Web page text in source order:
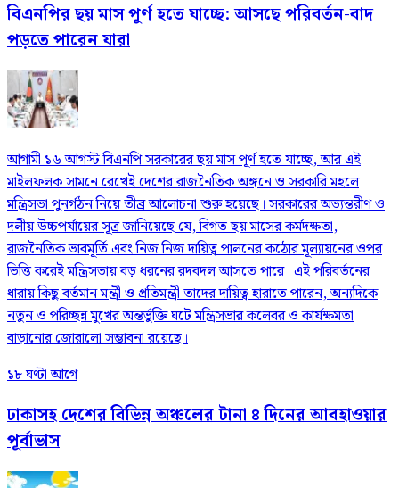
বিএনপির ছয় মাস পূর্ণ হতে যাচ্ছে: আসছে পরিবর্তন-বাদ
পড়তে পারেন যারা
আগামী ১৬ আগস্ট বিএনপি সরকারের ছয় মাস পূর্ণ হতে যাচ্ছে, আর এই
মাইলফলক সামনে রেখেই দেশের রাজনৈতিক অঙ্গনে ও সরকারি মহলে
মন্ত্রিসভা পুনর্গঠন নিয়ে তীব্র আলোচনা শুরু হয়েছে। সরকারের অভ্যন্তরীণ ও
দলীয় উচ্চপর্যায়ের সূত্র জানিয়েছে যে, বিগত ছয় মাসের কর্মদক্ষতা,
রাজনৈতিক ভাবমূর্তি এবং নিজ নিজ দায়িত্ব পালনের কঠোর মূল্যায়নের ওপর
ভিত্তি করেই মন্ত্রিসভায় বড় ধরনের রদবদল আসতে পারে। এই পরিবর্তনের
ধারায় কিছু বর্তমান মন্ত্রী ও প্রতিমন্ত্রী তাদের দায়িত্ব হারাতে পারেন, অন্যদিকে
নতুন ও পরিচ্ছন্ন মুখের অন্তর্ভুক্তি ঘটে মন্ত্রিসভার কলেবর ও কার্যক্ষমতা
বাড়ানোর জোরালো সম্ভাবনা রয়েছে।
১৮ ঘণ্টা আগে
ঢাকাসহ দেশের বিভিন্ন অঞ্চলের টানা ৪ দিনের আবহাওয়ার
পূর্বাভাস